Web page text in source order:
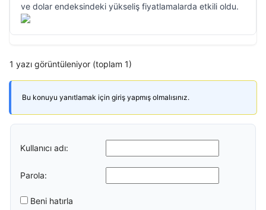
ve dolar endeksindeki yükseliş fiyatlamalarda etkili oldu.
1 yazı görüntüleniyor (toplam 1)
Bu konuyu yanıtlamak için giriş yapmış olmalısınız.
Kullanıcı adı:
Parola:
Beni hatırla